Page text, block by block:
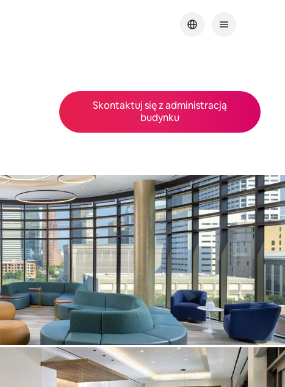
Skontaktuj się z administracją
budynku